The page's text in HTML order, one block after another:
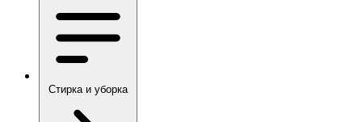
Стирка и уборка